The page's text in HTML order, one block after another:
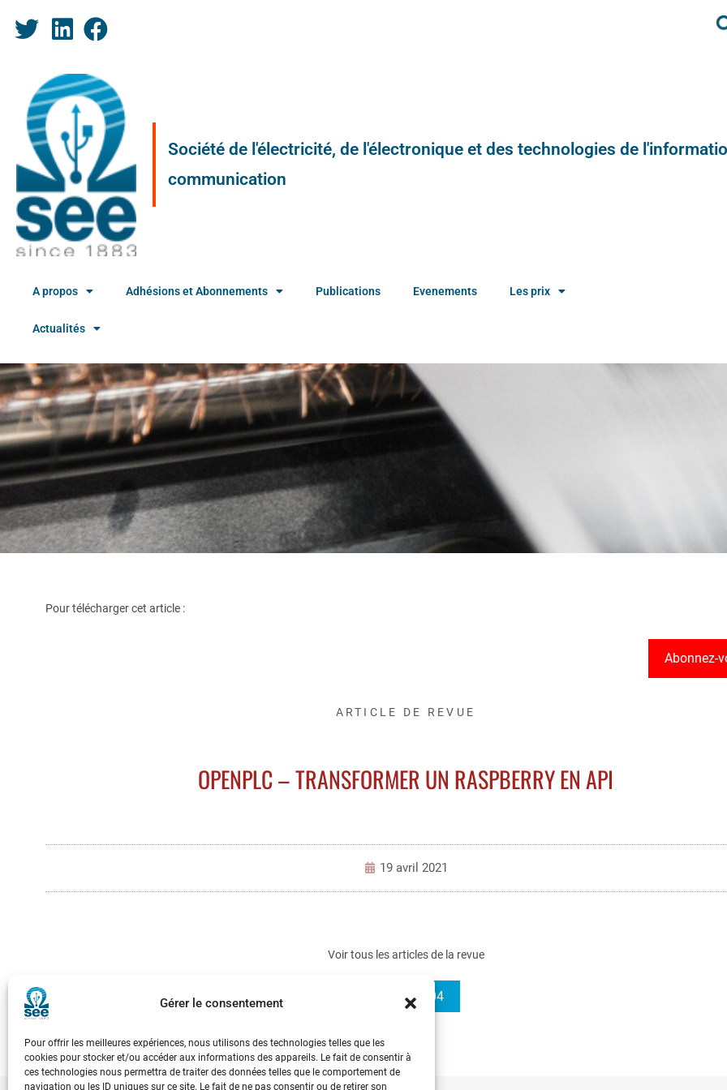
Gérer le consentement
Pour offrir les meilleures expériences, nous utilisons des technologies telles que les
cookies pour stocker et/ou accéder aux informations des appareils. Le fait de consentir à
ces technologies nous permettra de traiter des données telles que le comportement de
navigation ou les ID uniques sur ce site. Le fait de ne pas consentir ou de retirer son
Société de l'électricité, de l'électronique et des technologies de
communication
A propos Adhésions et Abonnements Publications Evenements Les prix
Actualités
Pour télécharger cet article :
Abonnez-
ARTICLE DE REVUE
OPENPLC – TRANSFORMER UN RASPBERRY EN API
19 avril 2021
Voir tous les articles de la revue
3EI 2021-104